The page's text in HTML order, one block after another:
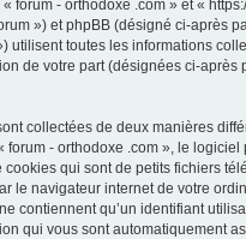
forum - orthodoxe .com » et «
») et phpBB (désigné ci-après
utilisent toutes les informations
de votre part (désignées ci-après
collectées de deux manières
forum - orthodoxe .com », le logiciel
cookies qui sont de petits fichiers
le navigateur internet de votre
contiennent qu’un identifiant
qui vous sont automatiquement